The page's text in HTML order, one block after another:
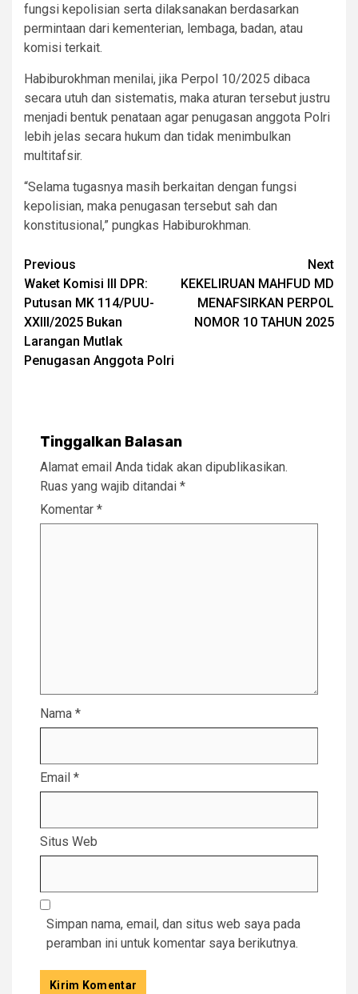
fungsi kepolisian serta dilaksanakan berdasarkan
permintaan dari kementerian, lembaga, badan, atau
komisi terkait.
Habiburokhman menilai, jika Perpol 10/2025 dibaca
secara utuh dan sistematis, maka aturan tersebut justru
menjadi bentuk penataan agar penugasan anggota Polri
lebih jelas secara hukum dan tidak menimbulkan
multitafsir.
“Selama tugasnya masih berkaitan dengan fungsi
kepolisian, maka penugasan tersebut sah dan
konstitusional,” pungkas Habiburokhman.
Post
navigation
Previous
Waket Komisi III DPR:
Putusan MK 114/PUU-
XXIII/2025 Bukan
Larangan Mutlak
Penugasan Anggota Polri
Next
KEKELIRUAN MAHFUD MD
MENAFSIRKAN PERPOL
NOMOR 10 TAHUN 2025
Tinggalkan Balasan
Alamat email Anda tidak akan dipublikasikan.
Ruas yang wajib ditandai *
Komentar *
Nama *
Email *
Situs Web
Simpan nama, email, dan situs web saya pada
peramban ini untuk komentar saya berikutnya.